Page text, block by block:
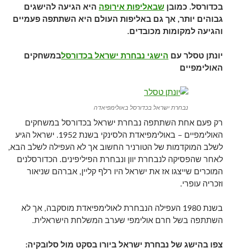
בכדורסל. כמובן שבאליפות אירופה היא הגיעה להישגים
גבוהים יותר, אך גם באליפות העולם היא השתתפה פעמיים
והגיעה למקומות מכובדים.
יונתן טסלר עם הישגי נבחרת ישראל בכדורסלבמשחקים
האולימפיים
נבחרת ישראל בכדורסל באולימפיאדה
רק פעם אחת השתתפה נבחרת ישראל בכדורסל במשחקים
האולימפיים – באולימפיאדת הלסינקי בשנת 1952. ישראל הגיע
לשלב המוקדמות של הטורניר החשוב אך לא העפילה לשלב הבא,
לאחר שהפסיקה לנבחרת יוון ונבחרת הפיליפינים. הכדורסלנים
המוכרים שייצגו אז את ישראל היו רלף קליין, אברהם שניאור
וזכריה עופרי.
בשנת 1980 העפילה הנבחרת לאולימפיאדת מוסקבה, אך לא
השתתפה בשל חרם אולימפי שערב המשלחת הישראלית.
צפו בהישג של נבחרת ישראל ביורו בסקט מול סלובקיה: